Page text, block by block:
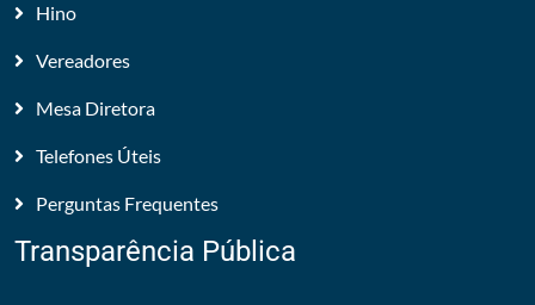
Hino
Vereadores
Mesa Diretora
Telefones Úteis
Perguntas Frequentes
Transparência Pública